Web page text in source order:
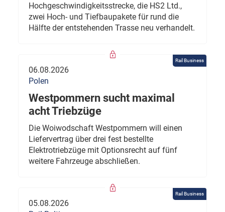
Hochgeschwindigkeitsstrecke, die HS2 Ltd.,
zwei Hoch- und Tiefbaupakete für rund die
Hälfte der entstehenden Trasse neu verhandelt.
Rail Business
06.08.2026
Polen
Westpommern sucht maximal
acht Triebzüge
Die Woiwodschaft Westpommern will einen
Liefervertrag über drei fest bestellte
Elektrotriebzüge mit Optionsrecht auf fünf
weitere Fahrzeuge abschließen.
Rail Business
05.08.2026